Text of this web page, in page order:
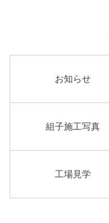
お知らせ
組子施工写真
工場見学